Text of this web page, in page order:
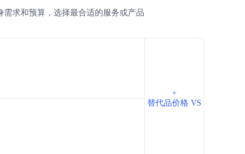
需求和预算，选择最合适的服务或产品
+
替代品价格 VS